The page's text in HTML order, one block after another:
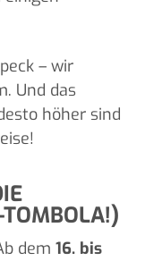
– wir
Und das
höher sind
dem 16. bis